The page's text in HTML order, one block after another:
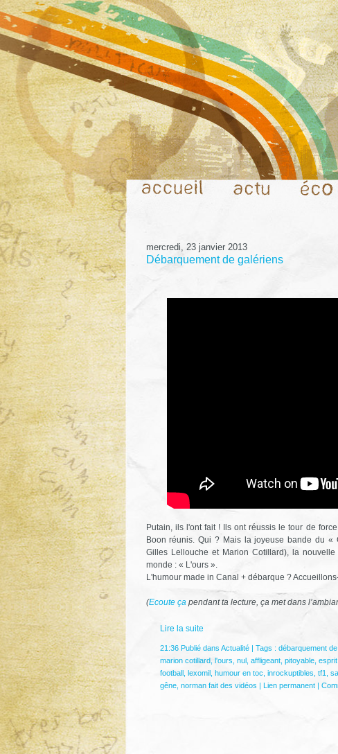
mercredi, 23 janvier 2013
Débarquement de galériens
Putain, ils l'ont fait ! Ils ont réussis le tour de
Boon réunis. Qui ? Mais la joyeuse bande du «
Gilles Lellouche et Marion Cotillard), la
monde : « L'ours ».
L'humour made in Canal + débarque ?
(Ecoute çapendant ta lecture, ça met dans
Lire la suite
21:36 Publié dans Actualité| Tags : débarquement
marion cotillard, l'ours nul, affligeant, pitoyable,
football, lexomil, humour en toc inrockuptibles tf1
gêne, norman fait des vidéos | Lien permanent|